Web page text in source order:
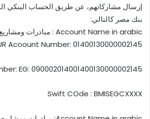
إرسال مشاركاتهم، عن طريق الحساب البنكي
بنك مصر كالتالي: